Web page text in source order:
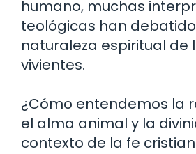
humano, muchas
teológicas han
naturaleza espiritual de
vivientes.
¿Cómo entendemos la
el alma animal y la
contexto de la fe